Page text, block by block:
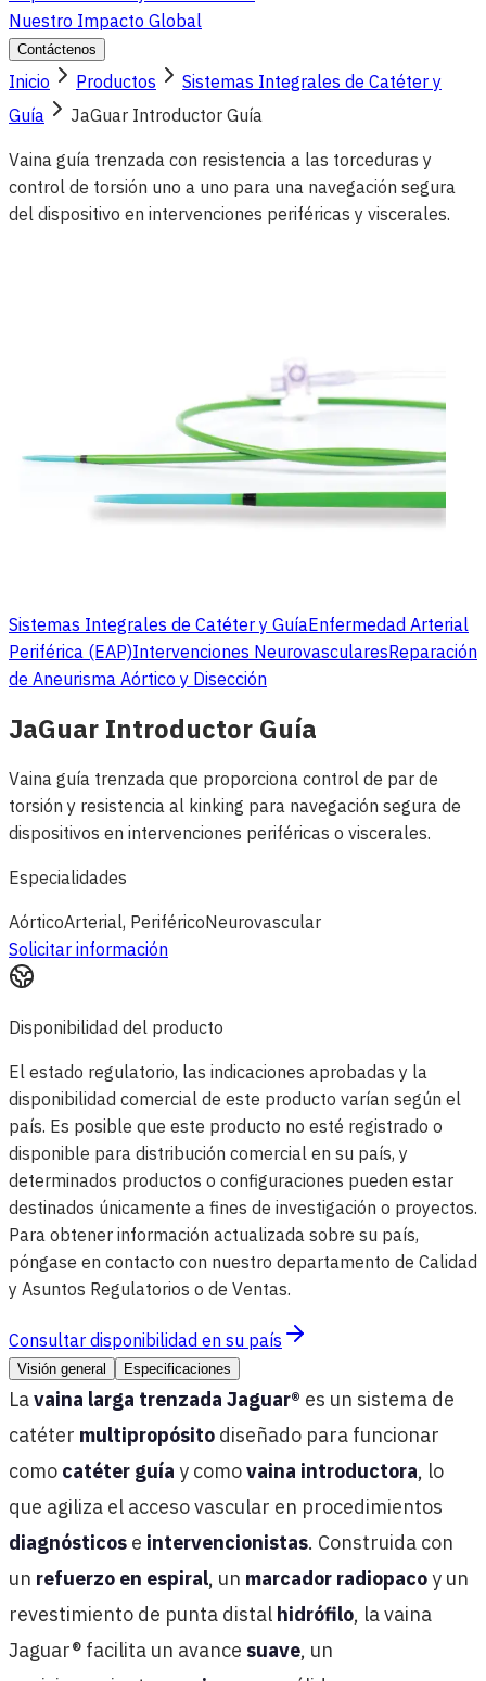
Nuestro Impacto Global
Contáctenos
Inicio Productos
Sistemas Integrales de Catéter y
Guía
JaGuar Introductor Guía
Vaina guía trenzada con resistencia a las torceduras y
control de torsión uno a uno para una navegación segura
del dispositivo en intervenciones periféricas y viscerales.
Sistemas Integrales de Catéter y GuíaEnfermedad Arterial
Periférica (EAP)Intervenciones NeurovascularesReparación
de Aneurisma Aórtico y Disección
JaGuar Introductor Guía
Vaina guía trenzada que proporciona control de par de
torsión y resistencia al kinking para navegación segura de
dispositivos en intervenciones periféricas o viscerales.
Especialidades
AórticoArterial, PeriféricoNeurovascular
Solicitar información
Disponibilidad del producto
El estado regulatorio, las indicaciones aprobadas y la
disponibilidad comercial de este producto varían según el
país. Es posible que este producto no esté registrado o
disponible para distribución comercial en su país, y
determinados productos o configuraciones pueden estar
destinados únicamente a fines de investigación o proyectos.
Para obtener información actualizada sobre su país,
póngase en contacto con nuestro departamento de Calidad
y Asuntos Regulatorios o de Ventas.
Consultar disponibilidad en su país
Visión general Especificaciones
Lavaina larga trenzada Jaguar® es un sistema de
catéter multipropósito diseñado para funcionar
como catéter guía y comovaina introductora, lo
que agiliza el acceso vascular en procedimientos
diagnósticos e intervencionistas. Construida con
un refuerzo en espiral, un marcador radiopacoy un
revestimiento de punta distal hidrófilo, la vaina
Jaguar® facilita un avance suave, un